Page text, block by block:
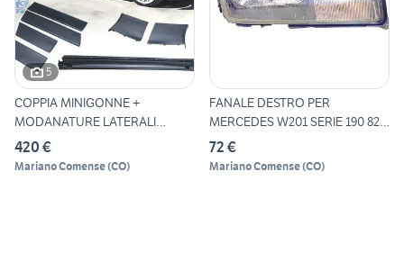
5
COPPIA MINIGONNE +
MODANATURE LATERALI
MERCEDES 19
420 €
Mariano Comense(CO)
FANALE DESTRO PER
MERCEDES W201 SERIE 190 82-
93
72 €
Mariano Comense(CO)